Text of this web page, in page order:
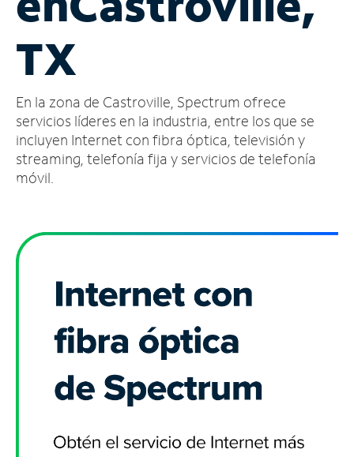
cuenta
Encuentra
tienda
TX
En la zona de Castroville, Spectrum ofrece
servicios líderes en la industria, entre los que se
incluyen Internet con fibra óptica, televisión y
streaming, telefonía fija y servicios de telefonía
móvil.